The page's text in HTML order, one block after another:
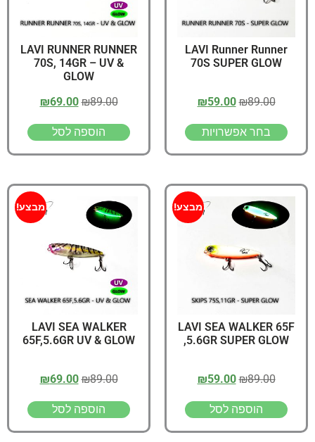
LAVI Runner Runner
70S SUPER GLOW
₪89.00
₪59.00
בחר אפשרויות
LAVI RUNNER RUNNER
70S, 14GR – UV &
GLOW
₪89.00
₪69.00
הוספה לסל
מבצע!
LAVI SEA WALKER 65F
,5.6GR SUPER GLOW
₪89.00
₪59.00
הוספה לסל
מבצע!
LAVI SEA WALKER
65F,5.6GR UV & GLOW
₪89.00
₪69.00
הוספה לסל